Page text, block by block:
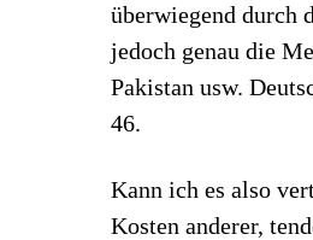
überwiegend durch
jedoch genau die
Pakistan usw.
46.
Kann ich es also
Kosten anderer,